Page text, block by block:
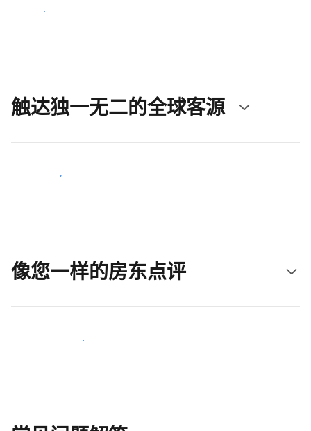
马上开始
触达独一无二的全球客源
立即触达新客人
像您一样的房东点评
加入和您类似的房东行类